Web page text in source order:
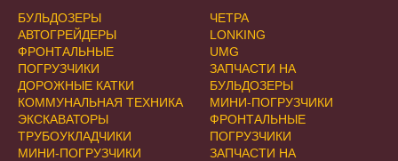
БУЛЬДОЗЕРЫ
АВТОГРЕЙДЕРЫ
ФРОНТАЛЬНЫЕ
ПОГРУЗЧИКИ
ДОРОЖНЫЕ КАТКИ
КОММУНАЛЬНАЯ ТЕХНИКА
ЭКСКАВАТОРЫ
ТРУБОУКЛАДЧИКИ
МИНИ-ПОГРУЗЧИКИ
ЧЕТРА
LONKING
UMG
ЗАПЧАСТИ НА
БУЛЬДОЗЕРЫ
МИНИ-ПОГРУЗЧИКИ
ФРОНТАЛЬНЫЕ
ПОГРУЗЧИКИ
ЗАПЧАСТИ НА